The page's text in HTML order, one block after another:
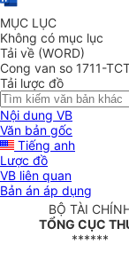
MỤC LỤC
Không có mục lục
Tải về (WORD)
Cong van so 1711-
Tải lược đồ
Nội dung VB
Văn bản gốc
Tiếng anh
Lược đồ
VB liên quan
Bản án áp dụng
BỘ TÀI
TỔNG CỤC
******